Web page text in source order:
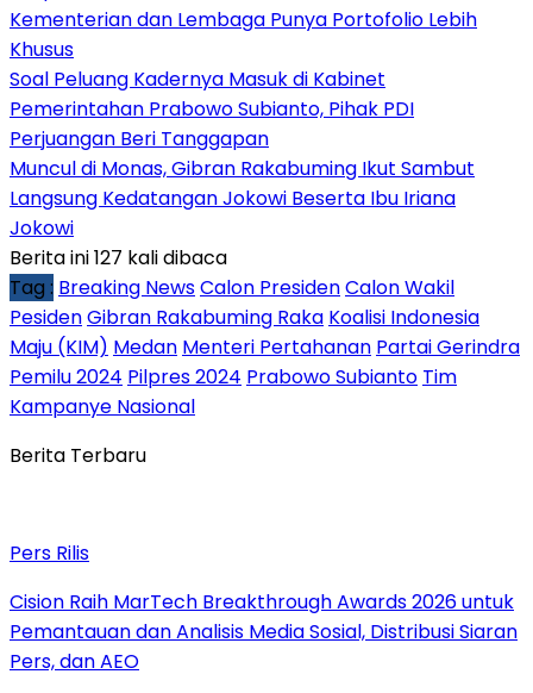
Kementerian dan Lembaga Punya Portofolio Lebih
Khusus
Soal Peluang Kadernya Masuk di Kabinet
Pemerintahan Prabowo Subianto, Pihak PDI
Perjuangan Beri Tanggapan
Muncul di Monas, Gibran Rakabuming Ikut Sambut
Langsung Kedatangan Jokowi Beserta Ibu Iriana
Jokowi
Berita ini 127 kali dibaca
Tag : Breaking NewsCalon PresidenCalon Wakil
PesidenGibran Rakabuming Raka Koalisi Indonesia
Maju (KIM) Medan Menteri Pertahanan Partai Gerindra
Pemilu 2024 Pilpres 2024 Prabowo Subianto Tim
Kampanye Nasional
Berita Terbaru
Pers Rilis
Cision Raih MarTech Breakthrough Awards 2026 untuk
Pemantauan dan Analisis Media Sosial, Distribusi Siaran
Pers, dan AEO